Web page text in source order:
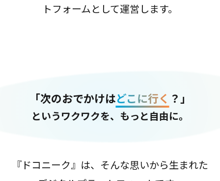
トフォームとして運営します。
「次のおでかけはどこに行く ？」
というワクワクを、もっと自由に。
『ドコニーク』は、そんな思いから生まれた